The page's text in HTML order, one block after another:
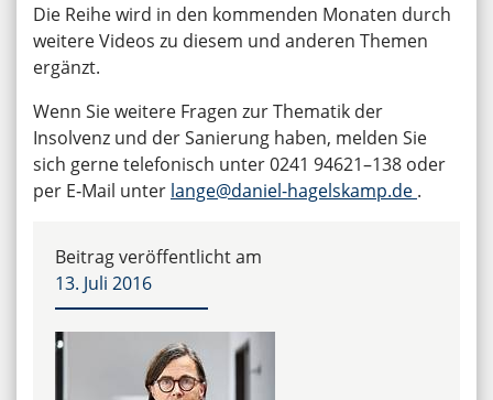
Die Reihe wird in den kommenden Monaten durch
weitere Videos zu diesem und anderen Themen
ergänzt.
Wenn Sie weitere Fragen zur Thematik der
Insolvenz und der Sanierung haben, melden Sie
sich gerne telefonisch unter 0241 94621–138 oder
per E‑Mail unter lange@daniel-hagelskamp.de .
Beitrag veröffentlicht am
13. Juli 2016